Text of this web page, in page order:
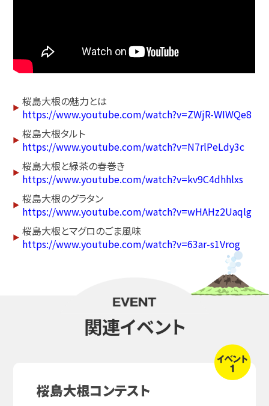
桜島大根の魅力とは
https://www.youtube.com/watch?v=ZWjR-WIWQe8
桜島大根タルト
https://www.youtube.com/watch?v=N7rlPeLdy3c
桜島大根と緑茶の春巻き
https://www.youtube.com/watch?v=kv9C4dhhlxs
桜島大根のグラタン
https://www.youtube.com/watch?v=wHAHz2Uaqlg
桜島大根とマグロのごま風味
https://www.youtube.com/watch?v=63ar-s1Vrog
関連イベント
桜島大根コンテスト